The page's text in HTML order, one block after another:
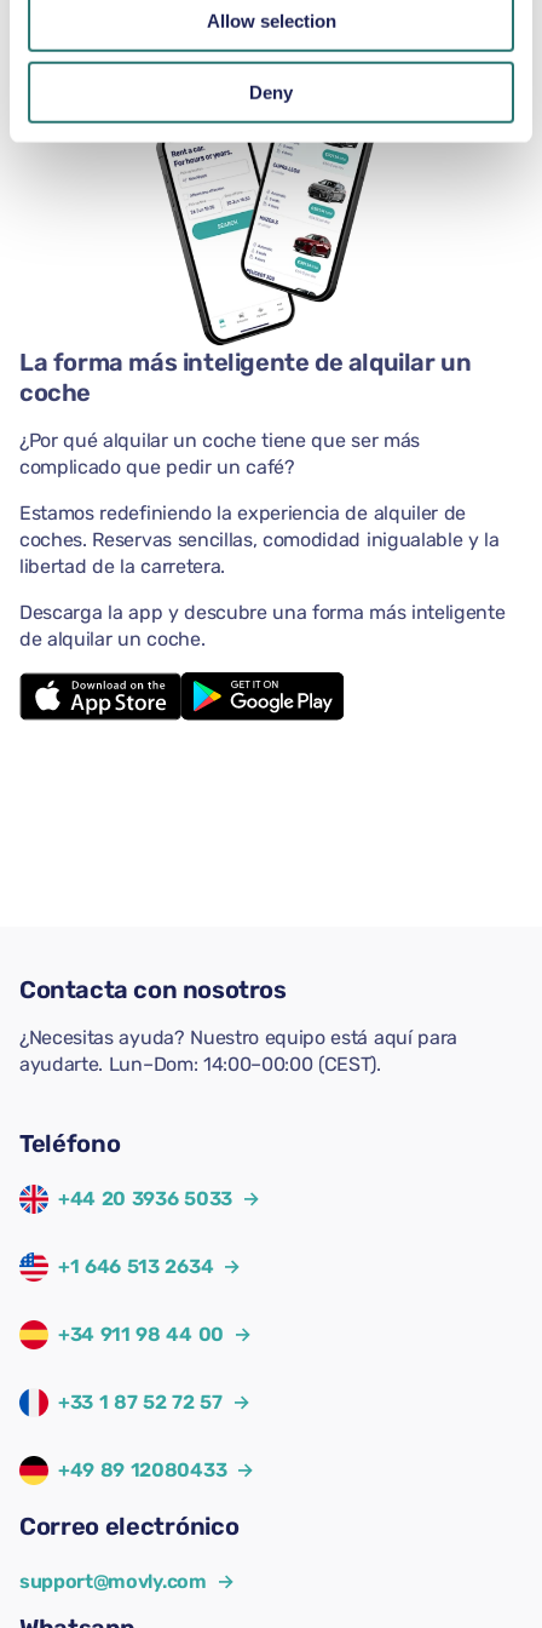
Allow selection
Deny
La forma más inteligente de alquilar un
coche
¿Por qué alquilar un coche tiene que ser más
complicado que pedir un café?
Estamos redefiniendo la experiencia de alquiler de
coches. Reservas sencillas, comodidad inigualable y la
libertad de la carretera.
Descarga la app y descubre una forma más inteligente
de alquilar un coche.
Contacta con nosotros
¿Necesitas ayuda? Nuestro equipo está aquí para
ayudarte. Lun–Dom: 14:00–00:00 (CEST).
Teléfono
+44 20 3936 5033 →
+1 646 513 2634 →
+34 911 98 44 00 →
+33 1 87 52 72 57 →
+49 89 12080433 →
Correo electrónico
support@movly.com →